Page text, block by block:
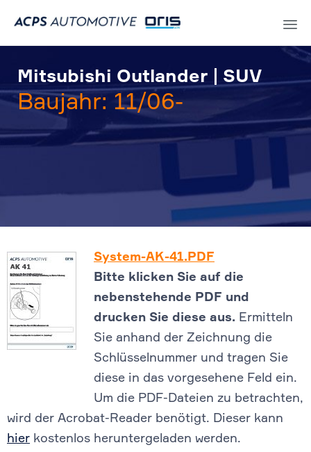
Mitsubishi Outlander | SUV
Baujahr: 11/06-
System-AK-41.PDF
Bitte klicken Sie auf die
nebenstehende PDF und
drucken Sie diese aus. Ermitteln
Sie anhand der Zeichnung die
Schlüsselnummer und tragen Sie
diese in das vorgesehene Feld ein.
Um die PDF-Dateien zu betrachten,
wird der Acrobat-Reader benötigt. Dieser kann
hier kostenlos heruntergeladen werden.